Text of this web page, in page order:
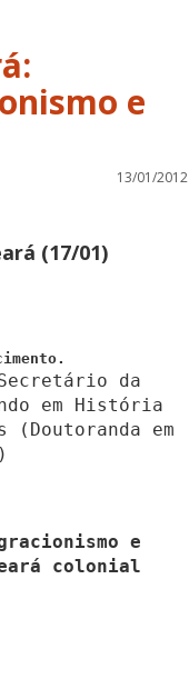
e
13/01/2012
(17/01)
da
em História
em
e
colonial